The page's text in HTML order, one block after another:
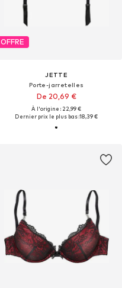
OFFRE
JETTE
Porte-jarretelles
De 20,69 €
À l'origine : 22,99 €
Dernier prix le plus bas :18,39 €